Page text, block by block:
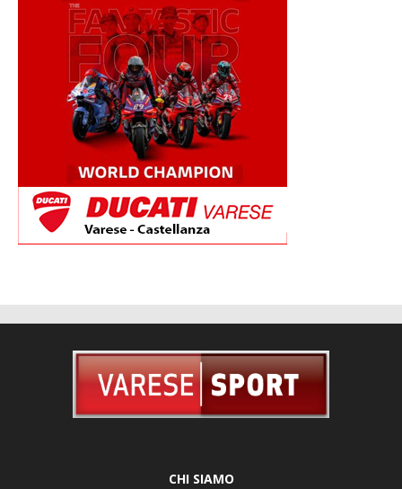
CHI SIAMO